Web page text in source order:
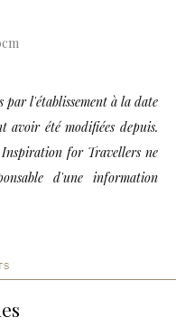
par l'établissement à la date
avoir été modifiées depuis.
Inspiration for Travellers ne
d'une information